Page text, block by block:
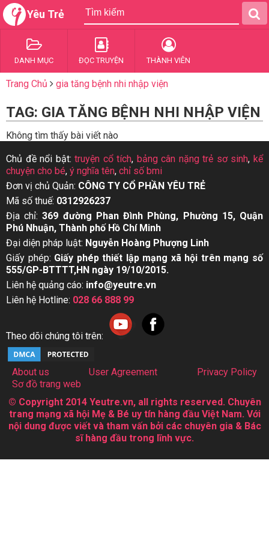
Yêu Trẻ
DANH MỤC ĐỌC TRUYỆN THÀNH VIÊN
Trang Chủ gia tăng bệnh nhi nhập viện
TAG: GIA TĂNG BỆNH NHI NHẬP VIỆN
Không tìm thấy bài viết nào
Chủ đề nổi bật:truyện cổ tích, bảng cân nặng trẻ sơ sinh,kể
chuyện cho bé, ý nghĩa tên, chỉ số bmi
Đơn vị chủ Quản: CÔNG TY CỔ PHẦN YÊU TRẺ
Mã số thuế: 0312926237
Địa chỉ:369 đường Phan Đình Phùng, Phường 15, Quận
Phú Nhuận, Thành phố Hồ Chí Minh
Đại diện pháp luật: Nguyễn Hoàng Phượng Linh
Giấy phép: Giấy phép thiết lập mạng xã hội trên mạng số
555/GP-BTTTT,HN ngày 19/10/2015.
Liên hệ quảng cáo: info@yeutre.vn
Liên hệ Hotline: 028 66 888 99
Theo dõi chúng tôi trên:
About us User Agreement
Privacy Policy
Sơ đồ trang web
© Copyright 2014 Yeutre.vn, all rights reserved. Chuyên
trang mạng xã hội Mẹ & Bé uy tín hàng đầu Việt Nam. Với
nội dung được viết và tham vấn bởi các chuyên gia & Bác
sĩ hàng đầu trong lĩnh vực.